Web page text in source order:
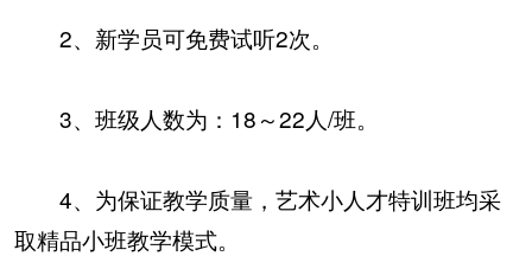
2、新学员可免费试听2次。
3、班级人数为：18～22人/班。
4、为保证教学质量，艺术小人才特训班均采
取精品小班教学模式。